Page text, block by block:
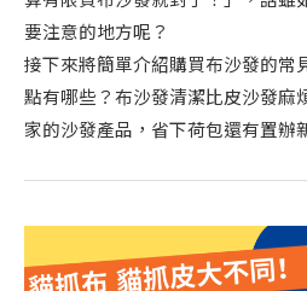
要注意的地方呢？
接下來將簡單介紹購買布沙發的常
點有哪些？布沙發清潔比皮沙發麻
家的沙發產品，省下荷包還有置辦